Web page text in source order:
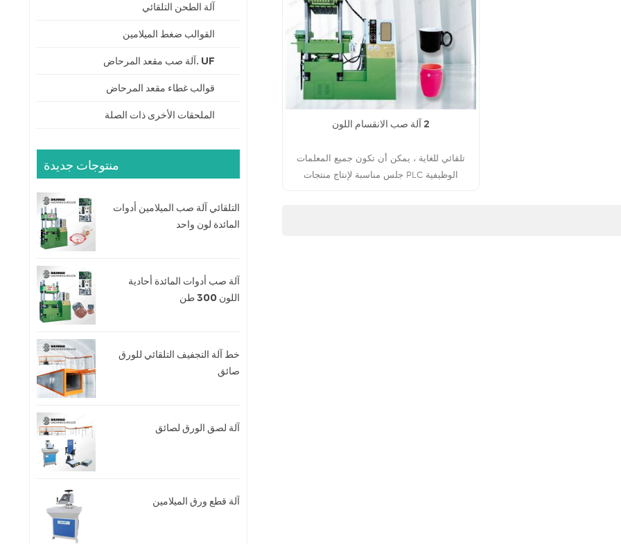
آلة الطحن التلقائي
القوالب ضغط الميلامين
UF .آلة صب مقعد المرحاض
قوالب غطاء مقعد المرحاض
الملحقات الأخرى ذات الصلة
منتوجات جديدة
التلقائي آلة صب الميلامين أدوات
المائدة لون واحد
آلة صب أدوات المائدة أحادية
اللون 300 طن
خط آلة التجفيف التلقائي للورق
صائق
آلة لصق الورق لصائق
آلة قطع ورق الميلامين
2 آلة صب الانقسام اللون
تلقائي للغاية ، يمكن أن تكون جميع المعلمات
الوظيفية PLC جلس مناسبة لإنتاج منتجات